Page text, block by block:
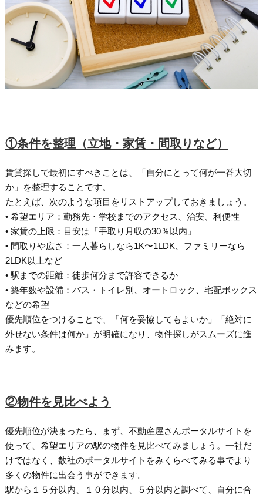
①条件を整理（立地・家賃・間取りなど）
賃貸探しで最初にすべきことは、「自分にとって何が一番大切
か」を整理することです。
たとえば、次のような項目をリストアップしておきましょう。
• 希望エリア：勤務先・学校までのアクセス、治安、利便性
• 家賃の上限：目安は「手取り月収の30％以内」
• 間取りや広さ：一人暮らしなら1K〜1LDK、ファミリーなら
2LDK以上など
• 駅までの距離：徒歩何分まで許容できるか
• 築年数や設備：バス・トイレ別、オートロック、宅配ボックス
などの希望
優先順位をつけることで、「何を妥協してもよいか」「絶対に
外せない条件は何か」が明確になり、物件探しがスムーズに進
みます。
②物件を見比べよう
優先順位が決まったら、まず、不動産屋さんポータルサイトを
使って、希望エリアの駅の物件を見比べてみましょう。一社だ
けではなく、数社のポータルサイトをみくらべてみる事でより
多くの物件に出会う事ができます。
駅から１５分以内、１０分以内、５分以内と調べて、自分に合